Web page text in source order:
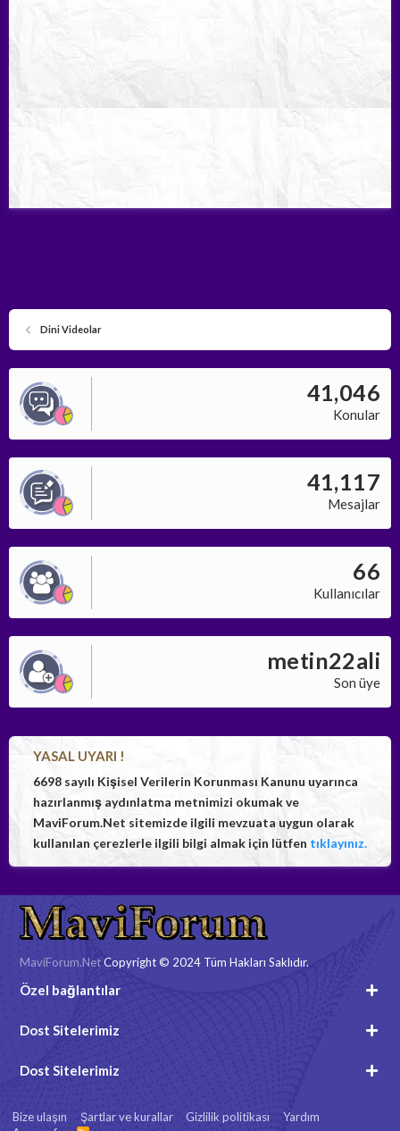
Dini Videolar
41,046
Konular
41,117
Mesajlar
66
Kullanıcılar
metin22ali
Son üye
YASAL UYARI !
6698 sayılı Kişisel Verilerin Korunması Kanunu uyarınca
hazırlanmış aydınlatma metnimizi okumak ve
MaviForum.Net sitemizde ilgili mevzuata uygun olarak
kullanılan çerezlerle ilgili bilgi almak için lütfen tıklayınız.
MaviForum.NetCopyright © 2024 Tüm Hakları Saklıdır.
Özel bağlantılar
Dost Sitelerimiz
Dost Sitelerimiz
Bize ulaşın Şartlar ve kurallar Gizlilik politikası
Yardım